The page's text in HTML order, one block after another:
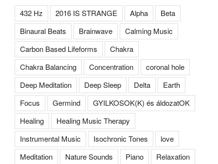
432 Hz 2016 IS STRANGE Alpha
Beta
Binaural Beats
Brainwave
Calming Music
Carbon Based Lifeforms
Chakra
Chakra Balancing
Concentration
coronal hole
Deep Meditation
Deep Sleep Delta
Earth
Focus
Germind
GYILKOSOK(K) és áldozatOK
Healing
Healing Music Therapy
Instrumental Music
Isochronic Tones
love
Meditation
Nature Sounds Piano Relaxation